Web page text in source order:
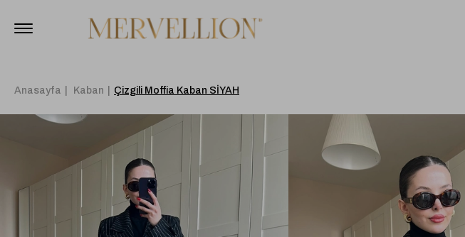
Anasayfa Kaban Çizgili Moffia Kaban SİYAH